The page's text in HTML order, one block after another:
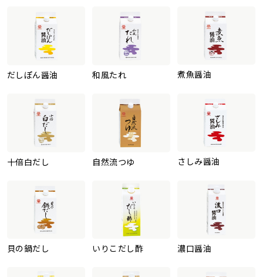
だしぽん醤油 和風たれ 煮魚醤油
十倍白だし 自然流つゆ さしみ醤油
貝の鍋だし いりこだし酢 濃口醤油